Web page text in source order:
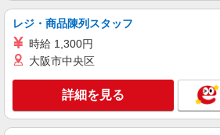
レジ・商品陳列スタッフ
時給 1,300円
大阪市中央区
詳細を見る